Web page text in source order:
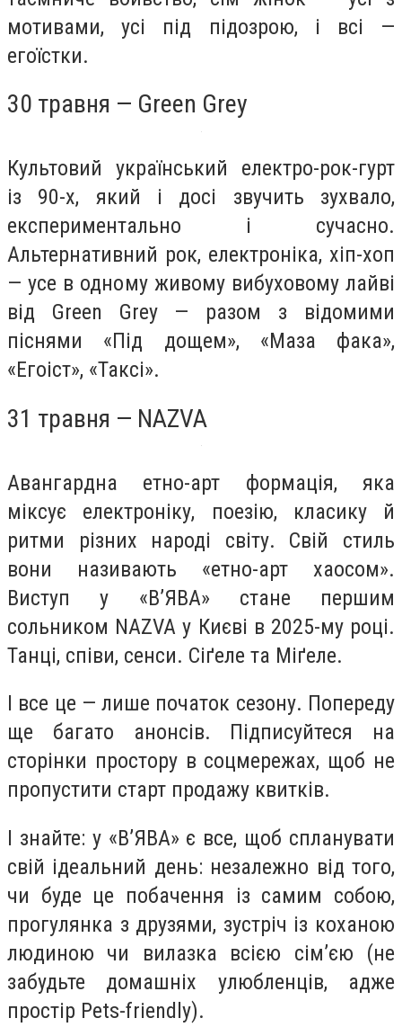
мотивами, усі під підозрою, і всі —
егоїстки.
30 травня — Green Grey
Культовий український електро-рок-гурт
із 90-х, який і досі звучить зухвало,
експериментально і сучасно.
Альтернативний рок, електроніка, хіп-хоп
— усе в одному живому вибуховому лайві
від Green Grey — разом з відомими
піснями «Під дощем», «Маза фака»,
«Егоіст», «Таксі».
31 травня — NAZVA
Авангардна етно-арт формація, яка
міксує електроніку, поезію, класику й
ритми різних народі світу. Свій стиль
вони називають «етно-арт хаосом».
Виступ у «В’ЯВА» стане першим
сольником NAZVA у Києві в 2025-му році.
Танці, співи, сенси. Сіґеле та Міґеле.
І все це — лише початок сезону. Попереду
ще багато анонсів. Підписуйтеся на
сторінки простору в соцмережах, щоб не
пропустити старт продажу квитків.
І знайте: у «В’ЯВА» є все, щоб спланувати
свій ідеальний день: незалежно від того,
чи буде це побачення із самим собою,
прогулянка з друзями, зустріч із коханою
людиною чи вилазка всією сім’єю (не
забудьте домашніх улюбленців, адже
простір Pets-friendly).